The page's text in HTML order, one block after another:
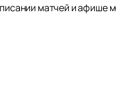
матчей и афише